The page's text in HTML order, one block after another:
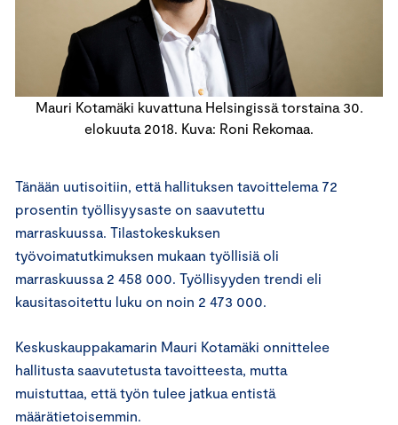
Mauri Kotamäki kuvattuna Helsingissä torstaina 30.
elokuuta 2018. Kuva: Roni Rekomaa.
Tänään uutisoitiin, että hallituksen tavoittelema 72
prosentin työllisyysaste on saavutettu
marraskuussa. Tilastokeskuksen
työvoimatutkimuksen mukaan työllisiä oli
marraskuussa 2 458 000. Työllisyyden trendi eli
kausitasoitettu luku on noin 2 473 000.
Keskuskauppakamarin Mauri Kotamäki onnittelee
hallitusta saavutetusta tavoitteesta, mutta
muistuttaa, että työn tulee jatkua entistä
määrätietoisemmin.